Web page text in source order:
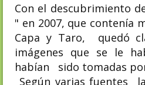
Con el descubrimiento
" en 2007, que contenía
Capa y Taro, quedó
imágenes que se le
habían sido tomadas
Según varias fuentes